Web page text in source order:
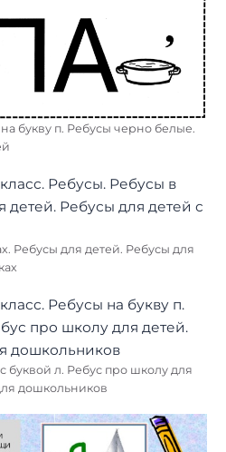
букву п. Ребусы черно белые.
Ребусы для детей. Ребусы для
буквой л. Ребус про школу для
дошкольников